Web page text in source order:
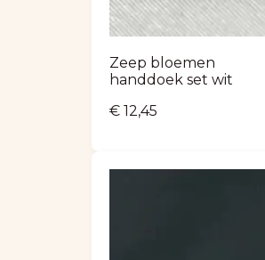
Zeep bloemen
handdoek set wit
€ 12,45